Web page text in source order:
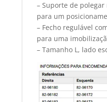
– Suporte de
para um
– Fecho regulável
para uma
– Tamanho L, lado